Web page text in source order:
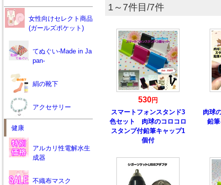
1～7件目/7件
530円
スマートフォンスタンド3
色セット 肉球のコロコロ
スタンプ付鉛筆キャップ1
個付
肉球
鉛
女性向けセレクト商品
(ガールズポケット)
てぬぐい-Made in Ja
pan-
絹の靴下
アクセサリー
健康
アルカリ性電解水生
成器
不織布マスク